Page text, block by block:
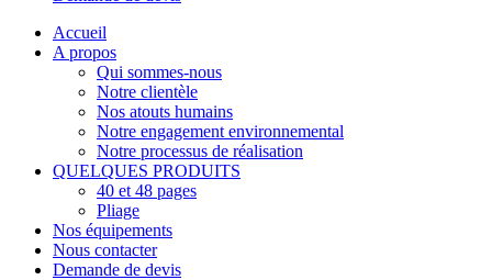
Accueil
A propos
Qui sommes-nous
Notre clientèle
Nos atouts humains
Notre engagement environnemental
Notre processus de réalisation
QUELQUES PRODUITS
40 et 48 pages
Pliage
Nos équipements
Nous contacter
Demande de devis